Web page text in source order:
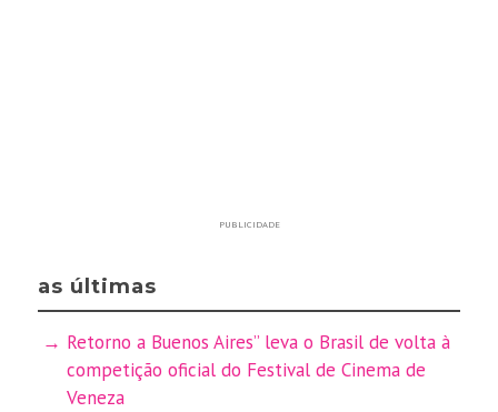
PUBLICIDADE
as últimas
Retorno a Buenos Aires” leva o Brasil de volta à
competição oficial do Festival de Cinema de
Veneza